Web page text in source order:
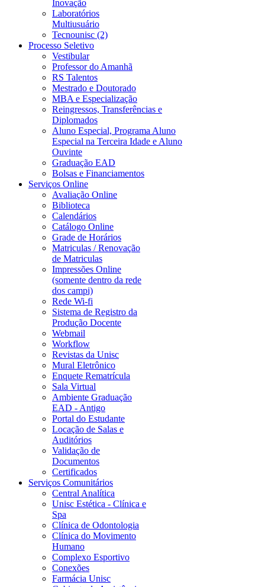
Inovação
Laboratórios
Multiusuário
Tecnounisc (2)
Processo Seletivo
Vestibular
Professor do Amanhã
RS Talentos
Mestrado e Doutorado
MBA e Especialização
Reingressos, Transferências e
Diplomados
Aluno Especial, Programa Aluno
Especial na Terceira Idade e Aluno
Ouvinte
Graduação EAD
Bolsas e Financiamentos
Serviços Online
Avaliação Online
Biblioteca
Calendários
Catálogo Online
Grade de Horários
Matriculas / Renovação
de Matriculas
Impressões Online
(somente dentro da rede
dos campi)
Rede Wi-fi
Sistema de Registro da
Produção Docente
Webmail
Workflow
Revistas da Unisc
Mural Eletrônico
Enquete Rematrícula
Sala Virtual
Ambiente Graduação
EAD - Antigo
Portal do Estudante
Locação de Salas e
Auditórios
Validação de
Documentos
Certificados
Serviços Comunitários
Central Analítica
Unisc Estética - Clínica e
Spa
Clínica de Odontologia
Clínica do Movimento
Humano
Complexo Esportivo
Conexões
Farmácia Unisc